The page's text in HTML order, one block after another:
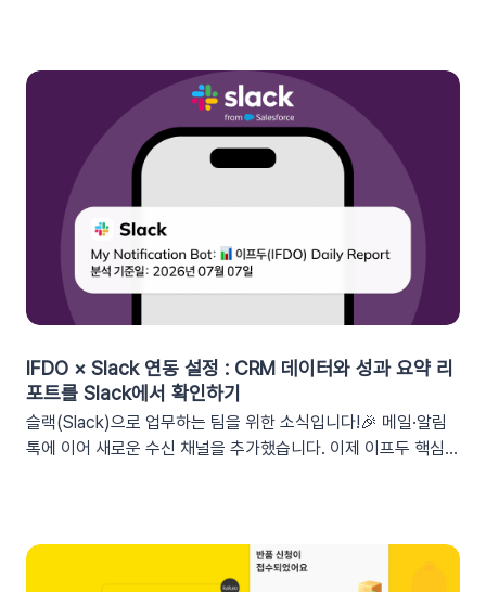
‘쿠폰 변수’ 알아보기쿠폰 코드와 발급일 등 푸시 메시지에 사용
가능한 쿠폰 데이터가 확장되었습니다. 핵심적인 쿠폰 데이터들
을 즉시 활용할 수 있습니다.BeforeAfter쿠폰 변수 사용 가능
세그먼트특정 쿠폰 만료일 (선택형/입력형) 사용 가능한 쿠폰 변
수쿠폰명, 쿠폰 만료일, 사용가능 쿠폰수쿠폰 변수 사용 가능 세
그먼트특정 쿠폰 만료일 (선택형) + 쿠폰코드 (선택형), 특정 쿠
폰 발급일 (선택형), 쿠폰 만료일, 쿠폰 발급일사용 가능한 쿠폰
변수쿠폰명, 쿠폰 만료일 + 쿠폰 발급일, 쿠폰코드💡 ‘사용가능
쿠폰수’ 세그먼트는 ‘회원 변수’에서 이용할 수 있어요.2. 손쉬운
쿠폰 변수 설정 방법세그먼트 선택 단계에서 쿠폰 변수를 사용할
정 쿠폰 만료일 (선택형), 쿠폰코드 (선택형), 특정 쿠폰 발급일
(선택형), 쿠폰 만료일, 쿠폰 발급일텍스트 입력란에서 개인화 변
수 아이콘을 클릭합니다. ‘쿠폰 변수’ 그룹을 클릭한 뒤 원하는 변
수를 선택하여 입력란에 추가하세요. 💡 쿠폰 변수는 테스트 발
확인해 주세요. 3. 실무에서 바로 쓰는 쿠폰 데이터 활용 시나리
오 3가지단순한 쿠폰 안내는 반응이 적어요! 구매 전환율을 높이
IFDO × Slack 연동 설정 : CRM 데이터와 성과 요약 리
포트를 Slack에서 확인하기
슬랙(Slack)으로 업무하는 팀을 위한 소식입니다!🎉 메일·알림
톡에 이어 새로운 수신 채널을 추가했습니다. 이제 이프두 핵심
커머스, 트래픽, 회원 데이터, 인앱 메시지 및 푸시 메시지 성과
등기존 발송 방식: 알림톡, 이메일신규 추가: 슬랙(Slack) 메시지